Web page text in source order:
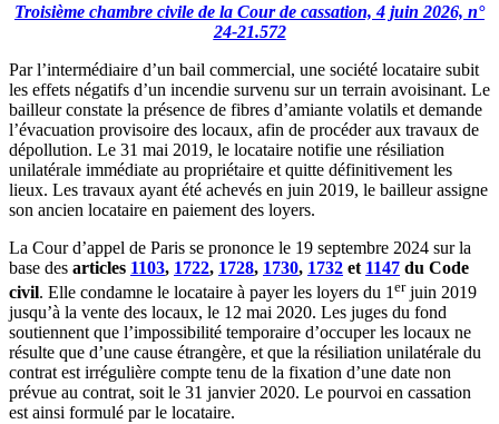
Troisième chambre civile de la Cour de cassation, 4 juin 2026, n°
24-21.572
Par l’intermédiaire d’un bail commercial, une société locataire subit
les effets négatifs d’un incendie survenu sur un terrain avoisinant. Le
bailleur constate la présence de fibres d’amiante volatils et demande
l’évacuation provisoire des locaux, afin de procéder aux travaux de
dépollution. Le 31 mai 2019, le locataire notifie une résiliation
unilatérale immédiate au propriétaire et quitte définitivement les
lieux. Les travaux ayant été achevés en juin 2019, le bailleur assigne
son ancien locataire en paiement des loyers.
La Cour d’appel de Paris se prononce le 19 septembre 2024 sur la
base des articles 1103, 1722, 1728, 1730, 1732 et 1147 du Code
civil. Elle condamne le locataire à payer les loyers du 1 erjuin 2019
jusqu’à la vente des locaux, le 12 mai 2020. Les juges du fond
soutiennent que l’impossibilité temporaire d’occuper les locaux ne
résulte que d’une cause étrangère, et que la résiliation unilatérale du
contrat est irrégulière compte tenu de la fixation d’une date non
prévue au contrat, soit le 31 janvier 2020. Le pourvoi en cassation
est ainsi formulé par le locataire.